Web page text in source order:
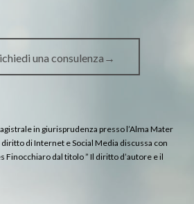
una consulenza→
in giurisprudenza presso l’Alma Mater
di Internet e Social Media discussa con
Finocchiaro dal titolo ” Il diritto d’autore e il